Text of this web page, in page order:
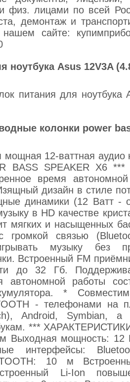
физ. лицами по всей
демонтаж и
нашем сайте:
ноутбука Asus 12V3A
питания для ноутбука
колонки power
мощная 12-ваттная аудио
BASS SPEAKER X6
время
дизайн в стиле
динамики (12 Ватт -
в HD качестве
мягких и насыщенных
громкой связью
музыку без
Встроенный FM
до 32 Гб.
автономной работы
*
- телефонами на
Android, Symbian, а
***
Выходная мощность: 12
интерфейсы:
10 м
Li-Ion